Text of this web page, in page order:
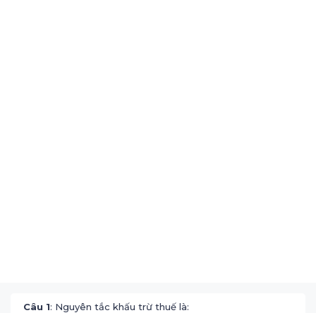
Câu 1: Nguyên tắc khấu trừ thuế là: